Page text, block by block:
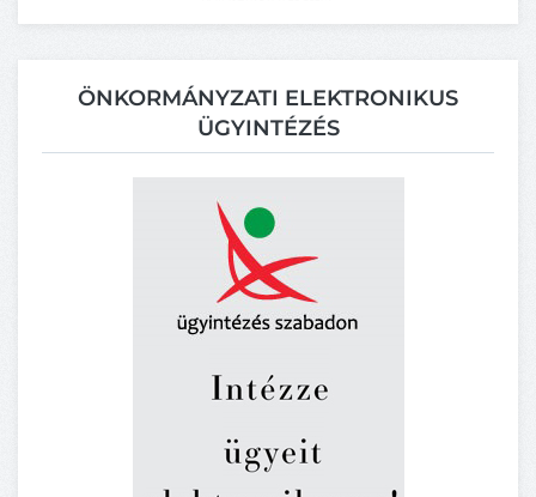
ÖNKORMÁNYZATI ELEKTRONIKUS
ÜGYINTÉZÉS